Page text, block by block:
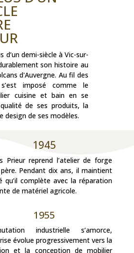
d’un demi-siècle à Vic-sur-
son histoire au
d'Auvergne. Au fil des
imposé comme le
cuisine et bain en se
de ses produits, la
design de ses modèles.
1945
Prieur reprend l’atelier de forge
Pendant dix ans, il maintient
qu’il complète avec la réparation
de matériel agricole.
1955
industrielle s’amorce,
évolue progressivement vers la
et la conception de mobilier